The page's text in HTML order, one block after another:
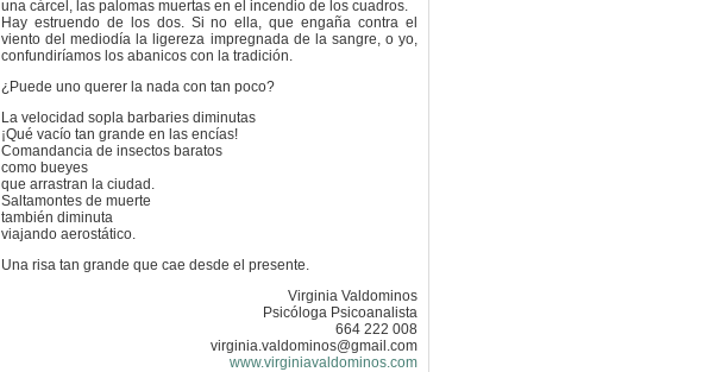
una cárcel, las palomas muertas en el incendio de los cuadros.
Hay estruendo de los dos. Si no ella, que engaña contra el
viento del mediodía la ligereza impregnada de la sangre, o yo,
confundiríamos los abanicos con la tradición.
¿Puede uno querer la nada con tan poco?
La velocidad sopla barbaries diminutas
¡Qué vacío tan grande en las encías!
Comandancia de insectos baratos
como bueyes
que arrastran la ciudad.
Saltamontes de muerte
también diminuta
viajando aerostático.
Una risa tan grande que cae desde el presente.
Virginia Valdominos
Psicóloga Psicoanalista
664 222 008
virginia.valdominos@gmail.com
www.virginiavaldominos.com